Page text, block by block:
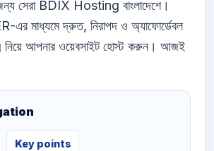
সেরা BDIX Hosting বাংলাদেশে।
মাধ্যমে দ্রুত, নিরাপদ ও অ্যাফোর্ডেবল
আপনার ওয়েবসাইট হোস্ট করুন। আজই
Key points